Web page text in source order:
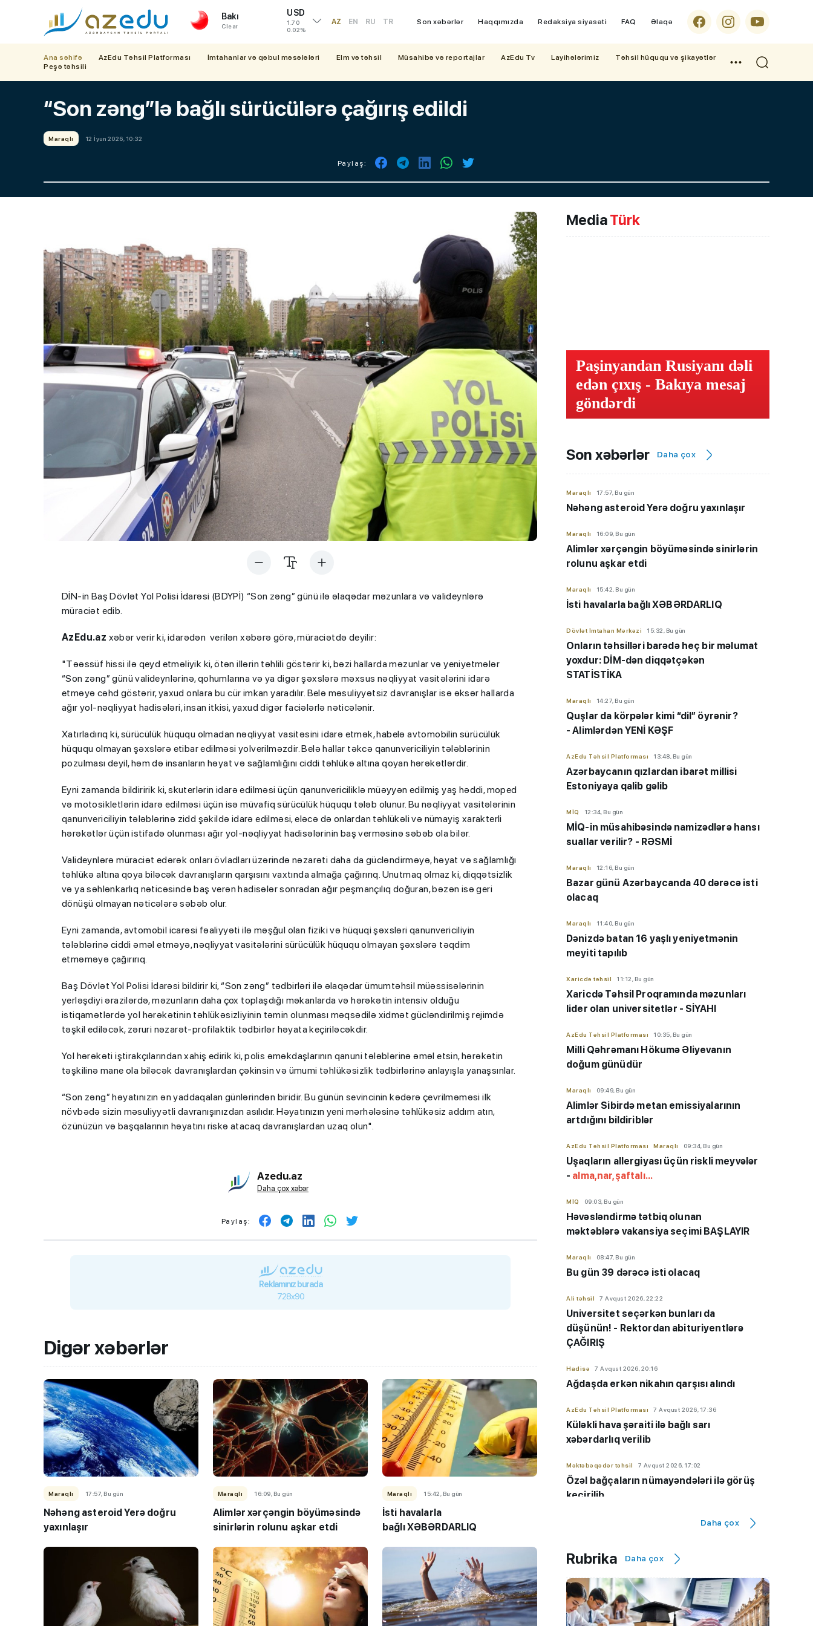
Bakı
Clear
USD
1.70
0.02%
AZ EN RU TR Son xəbərlər Haqqımızda Redaksiya siyasəti FAQ Əlaqə
Ana səhifə AzEdu Təhsil Platforması İmtahanlar və qəbul məsələləri Elm və təhsil Müsahibə və reportajlar AzEdu Tv Layihələrimiz
Təhsil hüququ və şikayətlər
Peşə təhsili
“Son zəng”lə bağlı sürücülərə çağırış edildi
Maraqlı 12 İyun 2026, 10:32
Paylaş:
DİN-in Baş Dövlət Yol Polisi İdarəsi (BDYPİ) “Son zəng” günü ilə əlaqədar məzunlara və valideynlərə
müraciət edib.
AzEdu.az xəbər verir ki, idarədən verilən xəbərə görə, müraciətdə deyilir:
"Təəssüf hissi ilə qeyd etməliyik ki, ötən illərin təhlili göstərir ki, bəzi hallarda məzunlar və yeniyetmələr
“Son zəng” günü valideynlərinə, qohumlarına və ya digər şəxslərə məxsus nəqliyyat vasitələrini idarə
etməyə cəhd göstərir, yaxud onlara bu cür imkan yaradılır. Belə məsuliyyətsiz davranışlar isə əksər hallarda
ağır yol-nəqliyyat hadisələri, insan itkisi, yaxud digər faciələrlə nəticələnir.
Xatırladırıq ki, sürücülük hüququ olmadan nəqliyyat vasitəsini idarə etmək, habelə avtomobilin sürücülük
hüququ olmayan şəxslərə etibar edilməsi yolverilməzdir. Belə hallar təkcə qanunvericiliyin tələblərinin
pozulması deyil, həm də insanların həyat və sağlamlığını ciddi təhlükə altına qoyan hərəkətlərdir.
Eyni zamanda bildiririk ki, skuterlərin idarə edilməsi üçün qanunvericiliklə müəyyən edilmiş yaş həddi, moped
və motosikletlərin idarə edilməsi üçün isə müvafiq sürücülük hüququ tələb olunur. Bu nəqliyyat vasitələrinin
qanunvericiliyin tələblərinə zidd şəkildə idarə edilməsi, eləcə də onlardan təhlükəli və nümayiş xarakterli
hərəkətlər üçün istifadə olunması ağır yol-nəqliyyat hadisələrinin baş verməsinə səbəb ola bilər.
Valideynlərə müraciət edərək onları övladları üzərində nəzarəti daha da gücləndirməyə, həyat və sağlamlığı
təhlükə altına qoya biləcək davranışların qarşısını vaxtında almağa çağırırıq. Unutmaq olmaz ki, diqqətsizlik
və ya səhlənkarlıq nəticəsində baş verən hadisələr sonradan ağır peşmançılıq doğuran, bəzən isə geri
dönüşü olmayan nəticələrə səbəb olur.
Eyni zamanda, avtomobil icarəsi fəaliyyəti ilə məşğul olan fiziki və hüquqi şəxsləri qanunvericiliyin
tələblərinə ciddi əməl etməyə, nəqliyyat vasitələrini sürücülük hüququ olmayan şəxslərə təqdim
etməməyə çağırırıq.
Baş Dövlət Yol Polisi İdarəsi bildirir ki, “Son zəng” tədbirləri ilə əlaqədar ümumtəhsil müəssisələrinin
yerləşdiyi ərazilərdə, məzunların daha çox toplaşdığı məkanlarda və hərəkətin intensiv olduğu
istiqamətlərdə yol hərəkətinin təhlükəsizliyinin təmin olunması məqsədilə xidmət gücləndirilmiş rejimdə
təşkil ediləcək, zəruri nəzarət-profilaktik tədbirlər həyata keçiriləcəkdir.
Yol hərəkəti iştirakçılarından xahiş edirik ki, polis əməkdaşlarının qanuni tələblərinə əməl etsin, hərəkətin
təşkilinə mane ola biləcək davranışlardan çəkinsin və ümumi təhlükəsizlik tədbirlərinə anlayışla yanaşsınlar.
“Son zəng” həyatınızın ən yaddaqalan günlərindən biridir. Bu günün sevincinin kədərə çevrilməməsi ilk
növbədə sizin məsuliyyətli davranışınızdan asılıdır. Həyatınızın yeni mərhələsinə təhlükəsiz addım atın,
özünüzün və başqalarının həyatını riskə atacaq davranışlardan uzaq olun".
Azedu.az
Daha çox xəbər
Paylaş:
Reklamınız burada
728x90
Digər xəbərlər
Maraqlı 17:57, Bu gün
Nəhəng asteroid Yerə doğru
yaxınlaşır
Maraqlı 16:09, Bu gün
Alimlər xərçəngin böyüməsində
sinirlərin rolunu aşkar etdi
Maraqlı 15:42, Bu gün
İsti havalarla
bağlı XƏBƏRDARLIQ
MediaTürk
Paşinyandan Rusiyanı dəli
edən çıxış - Bakıya mesaj
göndərdi
Son xəbərlər Daha çox
Maraqlı 17:57, Bu gün
Nəhəng asteroid Yerə doğru yaxınlaşır
Maraqlı 16:09, Bu gün
Alimlər xərçəngin böyüməsində sinirlərin
rolunu aşkar etdi
Maraqlı 15:42, Bu gün
İsti havalarla bağlı XƏBƏRDARLIQ
Dövlət İmtahan Mərkəzi 15:32, Bu gün
Onların təhsilləri barədə heç bir məlumat
yoxdur: DİM-dən diqqətçəkən
STATİSTİKA
Maraqlı 14:27, Bu gün
Quşlar da körpələr kimi “dil” öyrənir?
- Alimlərdən YENİ KƏŞF
AzEdu Təhsil Platforması 13:48, Bu gün
Azərbaycanın qızlardan ibarət millisi
Estoniyaya qalib gəlib
MİQ 12:34, Bu gün
MİQ-in müsahibəsində namizədlərə hansı
suallar verilir? - RƏSMİ
Maraqlı 12:16, Bu gün
Bazar günü Azərbaycanda 40 dərəcə isti
olacaq
Maraqlı 11:40, Bu gün
Dənizdə batan 16 yaşlı yeniyetmənin
meyiti tapılıb
Xaricdə təhsil 11:12, Bu gün
Xaricdə Təhsil Proqramında məzunları
lider olan universitetlər - SİYAHI
AzEdu Təhsil Platforması 10:35, Bu gün
Milli Qəhrəmanı Hökumə Əliyevanın
doğum günüdür
Maraqlı 09:49, Bu gün
Alimlər Sibirdə metan emissiyalarının
artdığını bildiriblər
AzEdu Təhsil Platforması Maraqlı 09:34, Bu gün
Uşaqların allergiyası üçün riskli meyvələr
- alma,nar,şaftalı...
MİQ 09:03, Bu gün
Həvəsləndirmə tətbiq olunan
məktəblərə vakansiya seçimi BAŞLAYIR
Maraqlı 08:47, Bu gün
Bu gün 39 dərəcə isti olacaq
Ali təhsil 7 Avqust 2026, 22:22
Universitet seçərkən bunları da
düşünün! - Rektordan abituriyentlərə
ÇAĞIRIŞ
Hadisə 7 Avqust 2026, 20:16
Ağdaşda erkən nikahın qarşısı alındı
AzEdu Təhsil Platforması 7 Avqust 2026, 17:36
Küləkli hava şəraiti ilə bağlı sarı
xəbərdarlıq verilib
Məktəbəqədər təhsil 7 Avqust 2026, 17:02
Özəl bağçaların nümayəndələri ilə görüş
keçirilib
göstərən məktəblər - 9-cu sinif üzrə
SİYAHI
Ali təhsil 7 Avqust 2026, 16:17
BMU-İNHA ikili diplom proqramı üzrə
qəbul planı 100 faiz doldu
Daha çox
Rubrika Daha çox